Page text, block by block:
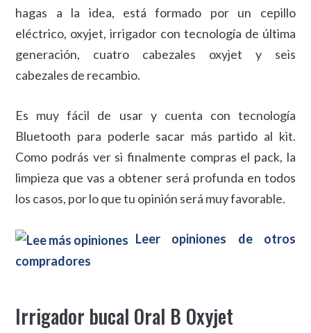
hagas a la idea, está formado por un cepillo
eléctrico, oxyjet, irrigador con tecnología de última
generación, cuatro cabezales oxyjet y seis
cabezales de recambio.
Es muy fácil de usar y cuenta con tecnología
Bluetooth para poderle sacar más partido al kit.
Como podrás ver si finalmente compras el pack, la
limpieza que vas a obtener será profunda en todos
los casos, por lo que tu opinión será muy favorable.
Leer opiniones de otros
compradores
Irrigador bucal Oral B Oxyjet